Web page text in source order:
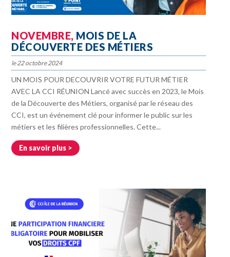
NOVEMBRE, MOIS DE LA
DÉCOUVERTE DES MÉTIERS
22 octobre 2024
UN MOIS POUR DECOUVRIR VOTRE FUTUR MÉTIER
AVEC LA CCI RÉUNION Lancé avec succès en 2023, le Mois
de la Découverte des Métiers, organisé par le réseau des
CCI, est un événement clé pour informer le public sur les
métiers et les filières professionnelles. Cette...
En savoir plus